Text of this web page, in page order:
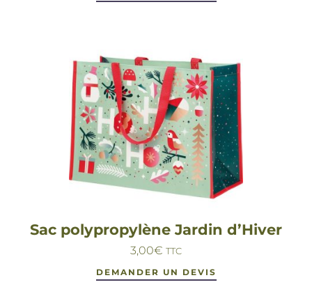
Sac polypropylène Jardin d’Hiver
3,00€ TTC
DEMANDER UN DEVIS